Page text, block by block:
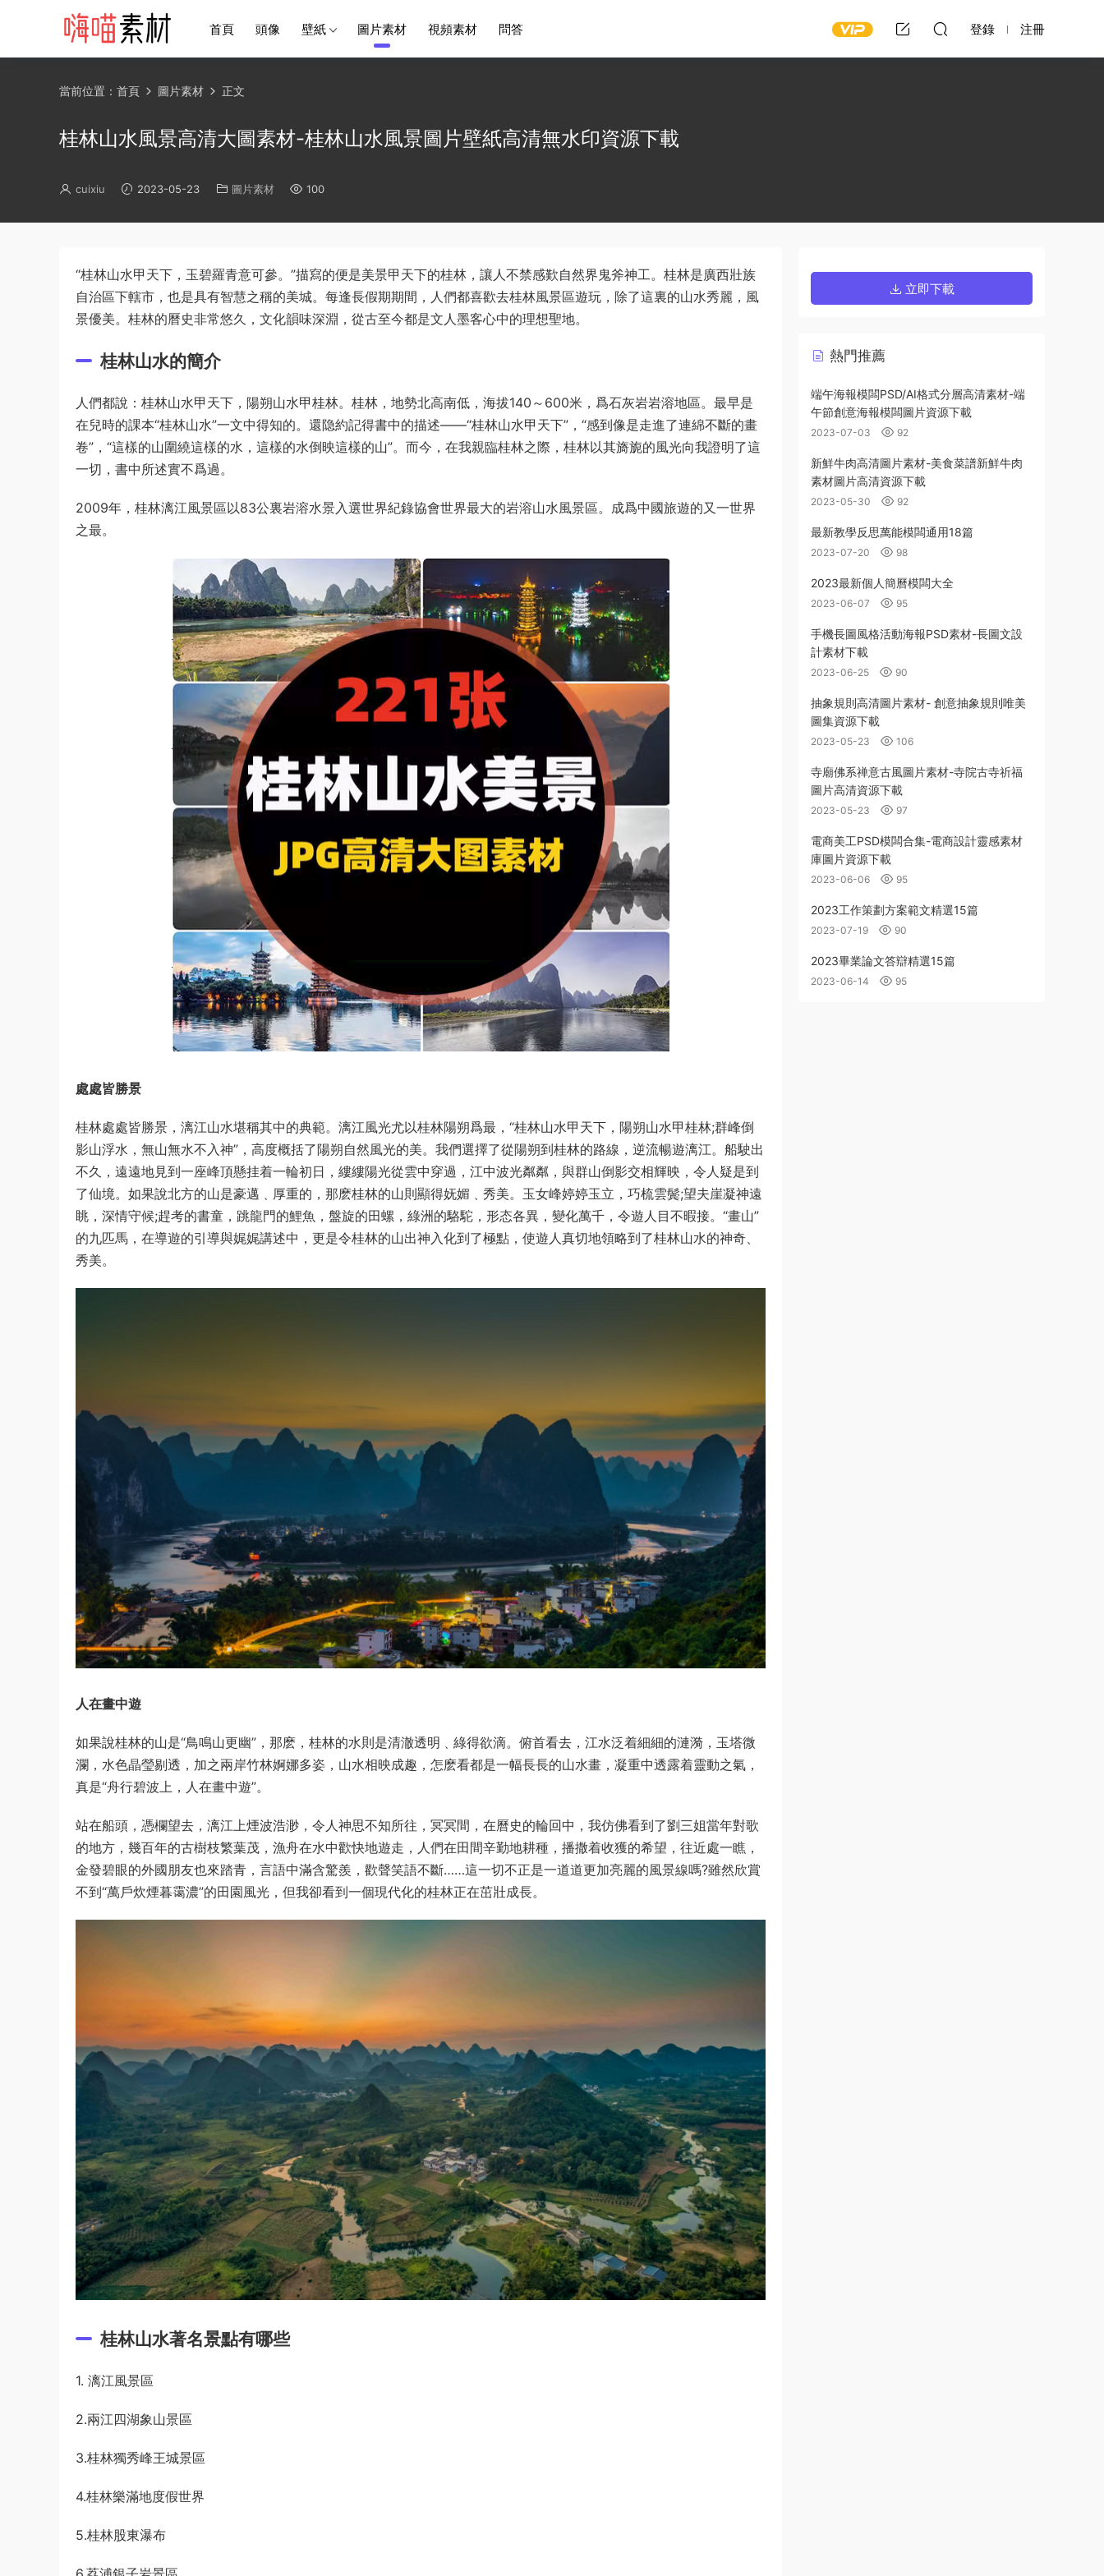
首頁 頭像 壁紙 圖片素材 視頻素材 問答 登錄 注冊
當前位置： 首頁 圖片素材 正文
桂林山水風景高清大圖素材-桂林山水風景圖片壁紙高清無水印資源下載
cuixiu 2023-05-23 圖片素材 100
“桂林山水甲天下，玉碧羅青意可參。”描寫的便是美景甲天下的桂林，讓人不禁感歎自然界鬼斧神工。桂林是廣西壯族
自治區下轄市，也是具有智慧之稱的美城。每逢長假期期間，人們都喜歡去桂林風景區遊玩，除了這裏的山水秀麗，風
景優美。桂林的曆史非常悠久，文化韻味深淵，從古至今都是文人墨客心中的理想聖地。
桂林山水的簡介
人們都說：桂林山水甲天下，陽朔山水甲桂林。桂林，地勢北高南低，海拔140～600米，爲石灰岩岩溶地區。最早是
在兒時的課本“桂林山水”一文中得知的。還隐約記得書中的描述——“桂林山水甲天下”，“感到像是走進了連綿不斷的畫
卷”，“這樣的山圍繞這樣的水，這樣的水倒映這樣的山”。而今，在我親臨桂林之際，桂林以其旖旎的風光向我證明了這
一切，書中所述實不爲過。
2009年，桂林漓江風景區以83公裏岩溶水景入選世界紀錄協會世界最大的岩溶山水風景區。成爲中國旅遊的又一世界
之最。
處處皆勝景
桂林處處皆勝景，漓江山水堪稱其中的典範。漓江風光尤以桂林陽朔爲最，“桂林山水甲天下，陽朔山水甲桂林;群峰倒
影山浮水，無山無水不入神”，高度概括了陽朔自然風光的美。我們選擇了從陽朔到桂林的路線，逆流暢遊漓江。船駛出
不久，遠遠地見到一座峰頂懸挂着一輪初日，縷縷陽光從雲中穿過，江中波光粼粼，與群山倒影交相輝映，令人疑是到
了仙境。如果說北方的山是豪邁﹑厚重的，那麽桂林的山則顯得妩媚﹑秀美。玉女峰婷婷玉立，巧梳雲鬓;望夫崖凝神遠
眺，深情守候;趕考的書童，跳龍門的鯉魚，盤旋的田螺，綠洲的駱駝，形态各異，變化萬千，令遊人目不暇接。“畫山”
的九匹馬，在導遊的引導與娓娓講述中，更是令桂林的山出神入化到了極點，使遊人真切地領略到了桂林山水的神奇、
秀美。
人在畫中遊
如果說桂林的山是“鳥鳴山更幽”，那麽，桂林的水則是清澈透明﹑綠得欲滴。俯首看去，江水泛着細細的漣漪，玉塔微
瀾，水色晶瑩剔透，加之兩岸竹林婀娜多姿，山水相映成趣，怎麽看都是一幅長長的山水畫，凝重中透露着靈動之氣，
真是“舟行碧波上，人在畫中遊”。
站在船頭，憑欄望去，漓江上煙波浩渺，令人神思不知所往，冥冥間，在曆史的輪回中，我仿佛看到了劉三姐當年對歌
的地方，幾百年的古樹枝繁葉茂，漁舟在水中歡快地遊走，人們在田間辛勤地耕種，播撒着收獲的希望，往近處一瞧，
金發碧眼的外國朋友也來踏青，言語中滿含驚羨，歡聲笑語不斷……這一切不正是一道道更加亮麗的風景線嗎?雖然欣賞
不到“萬戶炊煙暮霭濃”的田園風光，但我卻看到一個現代化的桂林正在茁壯成長。
桂林山水著名景點有哪些
1. 漓江風景區
2.兩江四湖象山景區
3.桂林獨秀峰王城景區
4.桂林樂滿地度假世界
5.桂林股東瀑布
立即下載
熱門推薦
端午海報模闆PSD/AI格式分層高清素材-端
午節創意海報模闆圖片資源下載
2023-07-03 92
新鮮牛肉高清圖片素材-美食菜譜新鮮牛肉
素材圖片高清資源下載
2023-05-30 92
最新教學反思萬能模闆通用18篇
2023-07-20 98
2023最新個人簡曆模闆大全
2023-06-07 95
手機長圖風格活動海報PSD素材-長圖文設
計素材下載
2023-06-25 90
抽象規則高清圖片素材- 創意抽象規則唯美
圖集資源下載
2023-05-23 106
寺廟佛系禅意古風圖片素材-寺院古寺祈福
圖片高清資源下載
2023-05-23 97
電商美工PSD模闆合集-電商設計靈感素材
庫圖片資源下載
2023-06-06 95
2023工作策劃方案範文精選15篇
2023-07-19 90
2023畢業論文答辯精選15篇
2023-06-14 95